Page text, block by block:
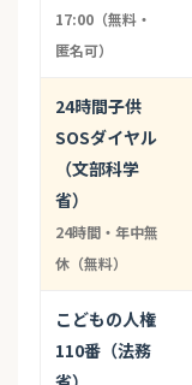
17:00（無料・
匿名可）
24時間子供
SOSダイヤル
（文部科学
省）
24時間・年中無
休（無料）
こどもの人権
110番（法務